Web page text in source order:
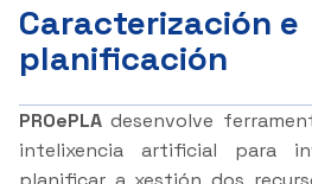
Caracterización e
planificación
PROePLA desenvolve
intelixencia artificial para